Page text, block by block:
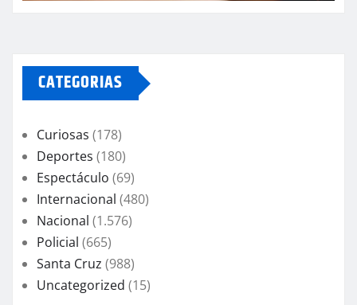
CATEGORIAS
Curiosas (178)
Deportes (180)
Espectáculo (69)
Internacional (480)
Nacional (1.576)
Policial (665)
Santa Cruz (988)
Uncategorized (15)